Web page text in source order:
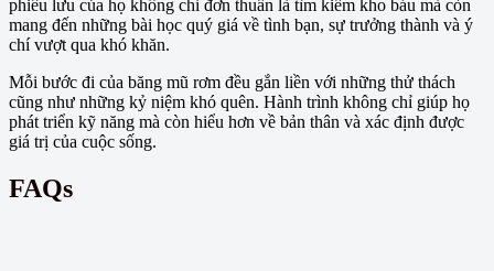
phiêu lưu của họ không chỉ đơn thuần là tìm kiếm kho báu mà còn
mang đến những bài học quý giá về tình bạn, sự trưởng thành và ý
chí vượt qua khó khăn.
Mỗi bước đi của băng mũ rơm đều gắn liền với những thử thách
cũng như những kỷ niệm khó quên. Hành trình không chỉ giúp họ
phát triển kỹ năng mà còn hiểu hơn về bản thân và xác định được
giá trị của cuộc sống.
FAQs